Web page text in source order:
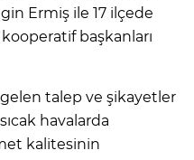
Ermiş ile 17 ilçede
başkanları
talep ve şikayetler
havalarda
kalitesinin